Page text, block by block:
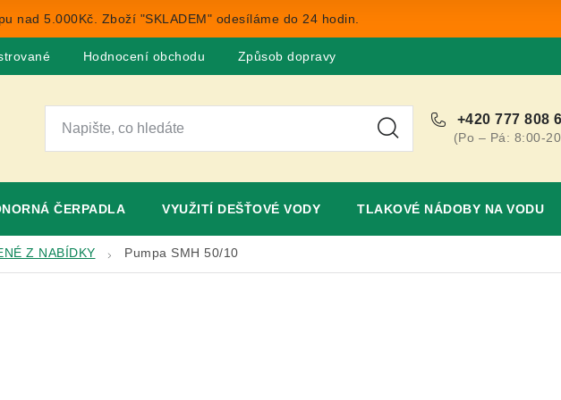
nad 5.000Kč. Zboží "SKLADEM" odesíláme do 24 hodin.
Hodnocení obchodu Způsob dopravy
+420 777 808
(Po – Pá: 8:00-
ČERPADLA VYUŽITÍ DEŠŤOVÉ VODY TLAKOVÉ NÁDOBY NA VODU
Z NABÍDKY Pumpa SMH 50/10